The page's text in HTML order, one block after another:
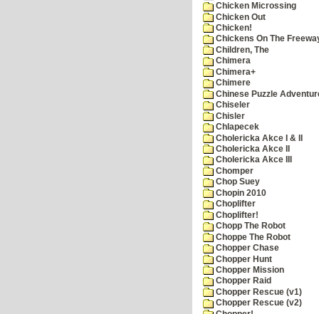
Chicken Microssing
Chicken Out
Chicken!
Chickens On The
Children, The
Chimera
Chimera+
Chimere
Chinese Puzzle
Chiseler
Chisler
Chlapecek
Cholericka Akce I & II
Cholericka Akce II
Cholericka Akce III
Chomper
Chop Suey
Chopin 2010
Choplifter
Choplifter!
Chopp The Robot
Choppe The Robot
Chopper Chase
Chopper Hunt
Chopper Mission
Chopper Raid
Chopper Rescue (v1)
Chopper Rescue (v2)